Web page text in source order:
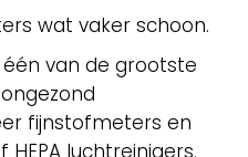
wat vaker schoon.
van de grootste
fijnstofmeters en
luchtreinigers.